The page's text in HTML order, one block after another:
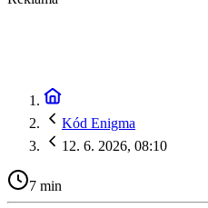
Kód Enigma
12. 6. 2026, 08:10
7 min